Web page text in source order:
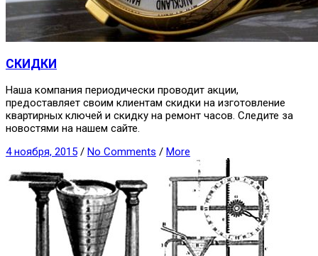
СКИДКИ
Наша компания периодически проводит акции,
предоставляет своим клиентам скидки на изготовление
квартирных ключей и скидку на ремонт часов. Следите за
новостями на нашем сайте.
4 ноября, 2015 / No Comments / More